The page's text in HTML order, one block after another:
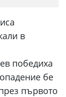
в
победиха
бе
първото